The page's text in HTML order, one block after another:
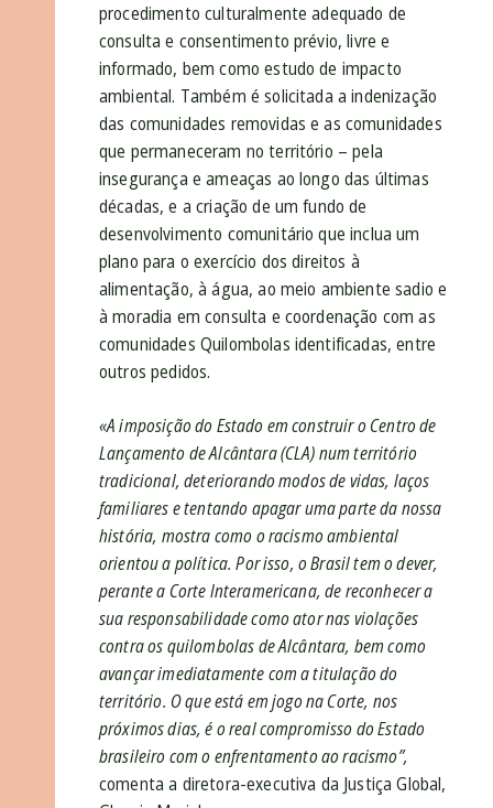
procedimento culturalmente adequado de
consulta e consentimento prévio, livre e
informado, bem como estudo de impacto
ambiental. Também é solicitada a indenização
das comunidades removidas e as comunidades
que permaneceram no território – pela
insegurança e ameaças ao longo das últimas
décadas, e a criação de um fundo de
desenvolvimento comunitário que inclua um
plano para o exercício dos direitos à
alimentação, à água, ao meio ambiente sadio e
à moradia em consulta e coordenação com as
comunidades Quilombolas identificadas, entre
outros pedidos.
«A imposição do Estado em construir o Centro de
Lançamento de Alcântara (CLA) num território
tradicional, deteriorando modos de vidas, laços
familiares e tentando apagar uma parte da nossa
história, mostra como o racismo ambiental
orientou a política. Por isso, o Brasil tem o dever,
perante a Corte Interamericana, de reconhecer a
sua responsabilidade como ator nas violações
contra os quilombolas de Alcântara, bem como
avançar imediatamente com a titulação do
território. O que está em jogo na Corte, nos
próximos dias, é o real compromisso do Estado
brasileiro com o enfrentamento ao racismo”,
comenta a diretora-executiva da Justiça Global,